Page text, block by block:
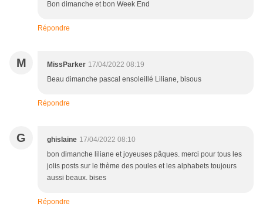
Bon dimanche et bon Week End
Répondre
M MissParker 17/04/2022 08:19
Beau dimanche pascal ensoleillé Liliane, bisous
Répondre
G ghislaine 17/04/2022 08:10
bon dimanche liliane et joyeuses pâques. merci pour tous les
jolis posts sur le thème des poules et les alphabets toujours
aussi beaux. bises
Répondre